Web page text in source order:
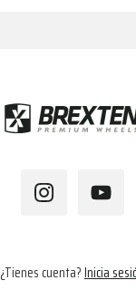
¿Tienes cuenta?Inicia